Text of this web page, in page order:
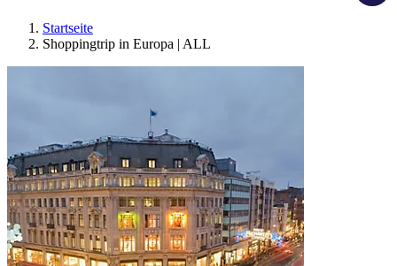
Startseite
Shoppingtrip in Europa | ALL